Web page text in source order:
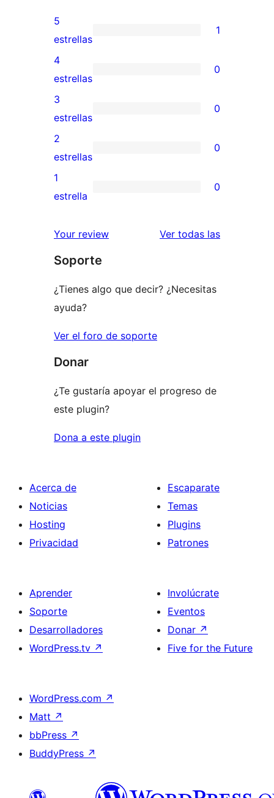
1
valoración
de
5
estrellas
5
estrellas
1
0
valoraciones
de
4
estrellas
4
estrellas
0
0
valoraciones
de
3
estrellas
3
estrellas
0
0
valoraciones
de
estrellas
2
estrellas
0
0
de
estrellas
1
estrella
0
Your review Ver todas las
Soporte
¿Tienes algo que decir? ¿Necesitas
ayuda?
Ver el foro de soporte
Donar
¿Te gustaría apoyar el progreso de
este plugin?
Dona a este plugin
Acerca de
Noticias
Hosting
Privacidad
Escaparate
Temas
Plugins
Patrones
Aprender
Soporte
Desarrolladores
WordPress.tv ↗
Involúcrate
Eventos
Donar ↗
Five for the Future
WordPress.com ↗
Matt ↗
bbPress ↗
BuddyPress ↗